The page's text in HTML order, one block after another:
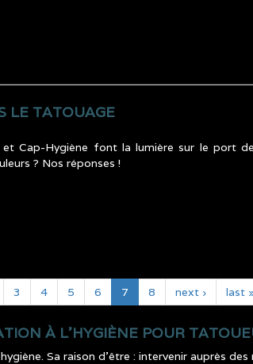
LE TATOUAGE
et Cap-Hygiène font la lumière sur le port
? Nos réponses !
3 4 5 6 7 8 next › last
À L’HYGIÈNE POUR
Sa raison d’être : intervenir auprès